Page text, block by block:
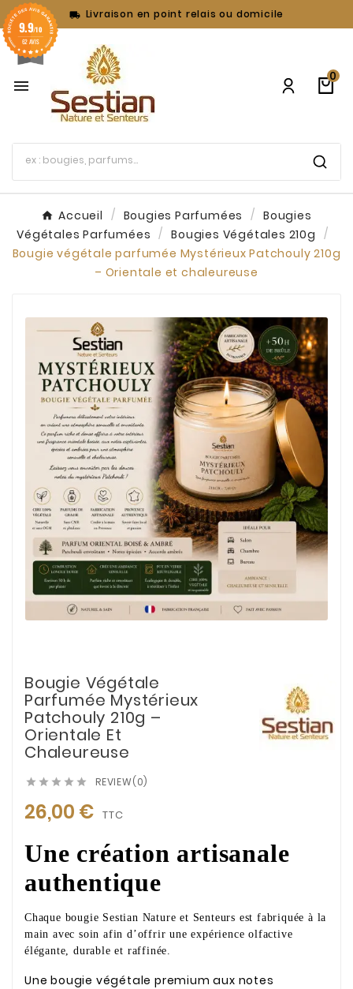
 Livraison en point relais ou domicile

0
Accueil Bougies Parfumées
Bougies
Végétales Parfumées
Bougies Végétales 210g
Bougie végétale parfumée Mystérieux Patchouly 210g
– Orientale et chaleureuse
Bougie Végétale
Parfumée Mystérieux
Patchouly 210g –
Orientale Et
Chaleureuse
     REVIEW(0)
26,00 € TTC
Une création artisanale
authentique
Chaque bougie Sestian Nature et Senteurs est fabriquée à la
main avec soin afin d’offrir une expérience olfactive
élégante, durable et raffinée.
Une bougie végétale premium aux notes
9.9/10
62 AVIS